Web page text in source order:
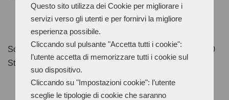
Questo sito utilizza dei Cookie per migliorare i
servizi verso gli utenti e per fornirvi la migliore
esperienza possibile.
Cliccando sul pulsante "Accetta tutti i cookie":
l’utente accetta di memorizzare tutti i cookie sul
suo dispositivo.
Cliccando su "Impostazioni cookie": l’utente
sceglie le tipologie di cookie che saranno
Solvent NC is a mixture of solvents for diluting the NC100
Starch.